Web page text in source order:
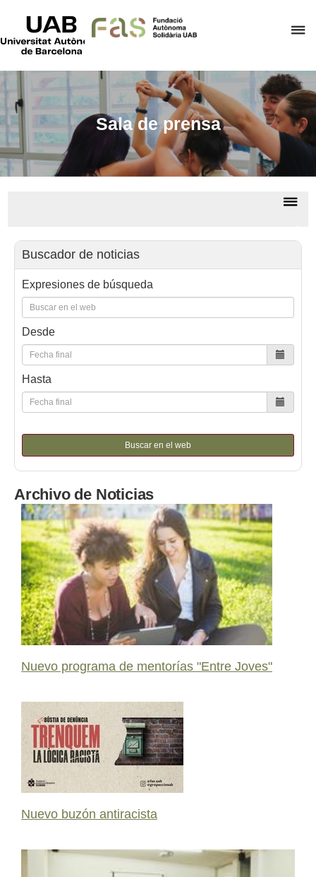
el
Sala de prensa
de
Buscador de noticias
Expresiones de búsqueda
Desde
Hasta
Buscar en el web
Archivo de Noticias
Nuevo programa de mentorías "Entre Joves"
Nuevo buzón antiracista